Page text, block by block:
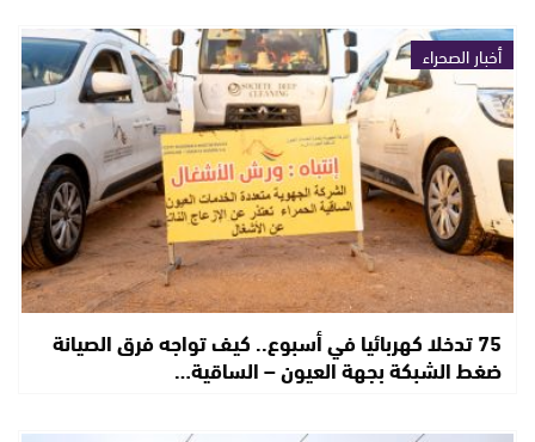
أخبار الصحراء
75 تدخلا كهربائيا في أسبوع.. كيف تواجه فرق الصيانة
ضغط الشبكة بجهة العيون – الساقية…